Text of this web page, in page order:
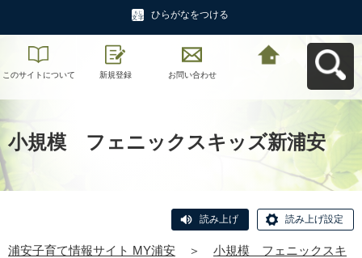
ひらがなをつける
このサイトについて 新規登録 お問い合わせ
小規模 フェニックスキッズ新浦安
読み上げ 読み上げ設定
浦安子育て情報サイト MY浦安 ＞
小規模 フェニックスキ